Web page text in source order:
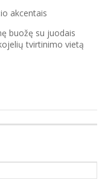
akcentais
buožę su juodais
tvirtinimo vietą